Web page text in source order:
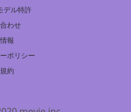
デル特許
わせ
報
ポリシー
約